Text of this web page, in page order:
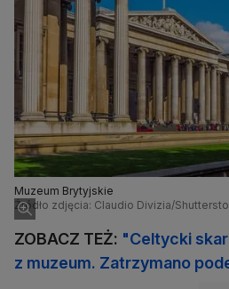
Muzeum Brytyjskie
Źródło zdjęcia: Claudio Divizia/
ZOBACZ TEŻ: "Celtycki
z muzeum. Zatrzymano